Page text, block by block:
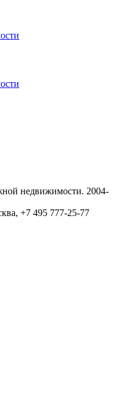
недвижимости. 2004-
+7 495 777-25-77